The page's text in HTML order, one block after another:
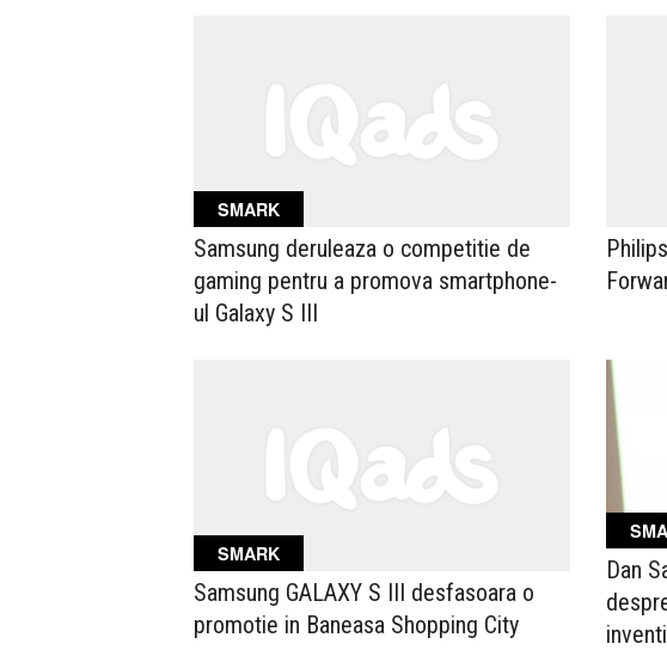
SMARK
Samsung deruleaza o competitie de
gaming pentru a promova smartphone-
ul Galaxy S III
SMARK
Samsung GALAXY S III desfasoara o
promotie in Baneasa Shopping City
Dan